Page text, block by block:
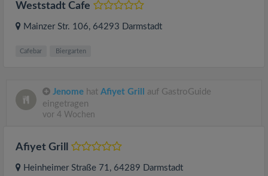
Weststadt Cafe
Mainzer Str. 106, 64293 Darmstadt
Cafebar Biergarten
Jenome hat Afiyet Grill
auf GastroGuide
eingetragen
vor 4 Wochen
Afiyet Grill
Heinheimer Straße 71, 64289 Darmstadt